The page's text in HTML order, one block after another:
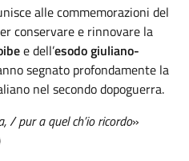
alle commemorazioni del
conservare e rinnovare la
e dell’esodo giuliano-
segnato profondamente la
nel secondo dopoguerra.
/ pur a quel ch’io ricordo»